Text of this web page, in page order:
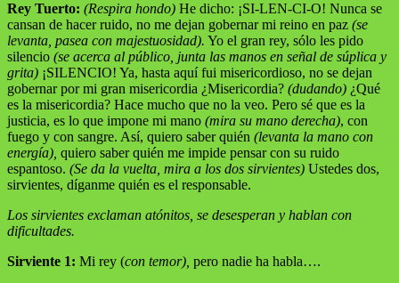
Rey Tuerto: (Respira hondo) He dicho: ¡SI-LEN-CI-O! Nunca se
cansan de hacer ruido, no me dejan gobernar mi reino en paz (se
levanta, pasea con majestuosidad). Yo el gran rey, sólo les pido
silencio (se acerca al público, junta las manos en señal de súplica y
grita) ¡SILENCIO! Ya, hasta aquí fui misericordioso, no se dejan
gobernar por mi gran misericordia ¿Misericordia? (dudando) ¿Qué
es la misericordia? Hace mucho que no la veo. Pero sé que es la
justicia, es lo que impone mi mano (mira su mano derecha), con
fuego y con sangre. Así, quiero saber quién (levanta la mano con
energía), quiero saber quién me impide pensar con su ruido
espantoso. (Se da la vuelta, mira a los dos sirvientes) Ustedes dos,
sirvientes, díganme quién es el responsable.
Los sirvientes exclaman atónitos, se desesperan y hablan con
dificultades.
Sirviente 1: Mi rey (con temor), pero nadie ha habla….